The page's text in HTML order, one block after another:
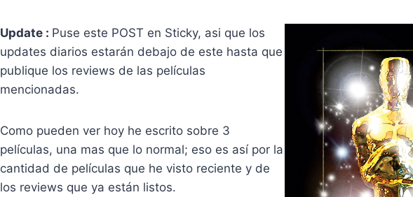
Update : Puse este POST en Sticky, asi que los
updates diarios estarán debajo de este hasta que
publique los reviews de las películas
mencionadas.
Como pueden ver hoy he escrito sobre 3
películas, una mas que lo normal; eso es así por la
cantidad de películas que he visto reciente y de
los reviews que ya están listos.